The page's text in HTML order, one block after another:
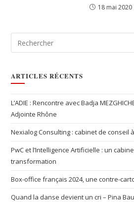
18 mai 2020
ARTICLES RÉCENTS
L’ADIE : Rencontre avec Badja
Adjointe Rhône
Nexialog Consulting : cabinet de conseil
PwC et l’Intelligence Artificielle : un
transformation
Box-office français 2024, une contre-
Quand la danse devient un cri – Pina